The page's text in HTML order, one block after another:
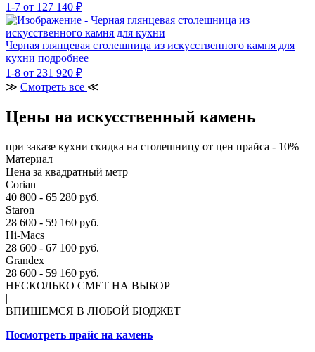
1-7 от 127 140 ₽
Черная глянцевая столешница из искусственного камня для
кухни подробнее
1-8 от 231 920 ₽
≫ Смотреть все ≪
Цены на искусственный камень
при заказе кухни скидка на столешницу от цен прайса - 10%
Материал
Цена за квадратный метр
Corian
40 800 - 65 280 руб.
Staron
28 600 - 59 160 руб.
Hi-Macs
28 600 - 67 100 руб.
Grandex
28 600 - 59 160 руб.
НЕСКОЛЬКО СМЕТ НА ВЫБОР
|
ВПИШЕМСЯ В ЛЮБОЙ БЮДЖЕТ
Посмотреть прайс на камень